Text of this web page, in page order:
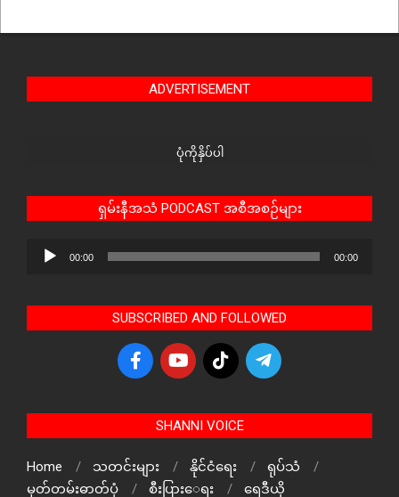
ADVERTISEMENT
ပုံကိုနှိပ်ပါ
ရှမ်းနီအသံ PODCAST အစီအစဉ်များ
Audio
00:00 00:00
SUBSCRIBED AND FOLLOWED
SHANNI VOICE
Home သတင်းများ နိုင်ငံရေး
ရုပ်သံ
မှတ်တမ်းဓာတ်ပုံ
စီးပြားေရး ရေဒီယို